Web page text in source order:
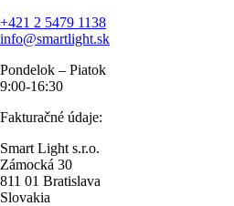
+421 2 5479 1138
info@smartlight.sk
Pondelok – Piatok
9:00-16:30
Fakturačné údaje:
Smart Light s.r.o.
Zámocká 30
811 01 Bratislava
Slovakia